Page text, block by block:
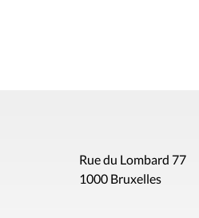
Rue du Lombard 77
1000 Bruxelles